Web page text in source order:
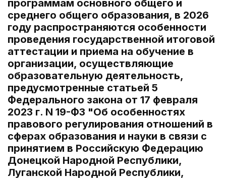
программам основного общего и
среднего общего образования, в 2026
году распространяются особенности
проведения государственной итоговой
аттестации и приема на обучение в
организации, осуществляющие
образовательную деятельность,
предусмотренные статьей 5
Федерального закона от 17 февраля
2023 г. N 19-ФЗ "Об особенностях
правового регулирования отношений в
сферах образования и науки в связи с
принятием в Российскую Федерацию
Донецкой Народной Республики,
Луганской Народной Республики,